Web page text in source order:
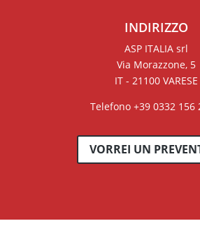
INDIRIZZO
ASP ITALIA srl
Via Morazzone, 5
IT - 21100 VARESE
Telefono +39 0332 156
VORREI UN